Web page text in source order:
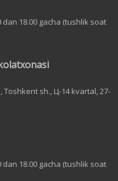
18.00 gacha (tushlik soat
sh., Ц-14 kvartal, 27-
18.00 gacha (tushlik soat